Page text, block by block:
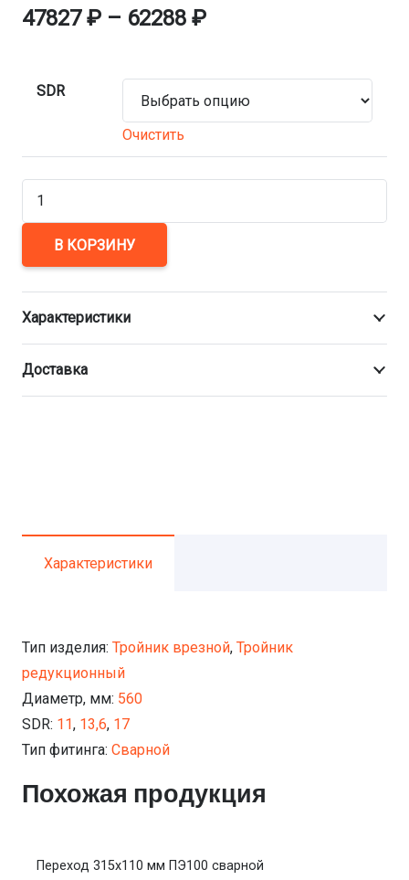
47827₽ – 62288 ₽
SDR
Очистить
Количество
Тройник
врезной
редукционный
560×315
мм
ПЭ100
сварной
В КОРЗИНУ
Характеристики
Доставка
Характеристики
Тип изделия: Тройник врезной, Тройник
редукционный
Диаметр, мм: 560
SDR: 11, 13,6, 17
Тип фитинга: Сварной
Похожая продукция
Переход 315х110 мм ПЭ100 сварной